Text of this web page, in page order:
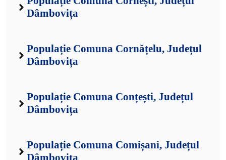
Dâmbovița
Populație Comuna Cornățelu, Județul
Dâmbovița
Populație Comuna Conțești, Județul
Dâmbovița
Populație Comuna Comișani, Județul